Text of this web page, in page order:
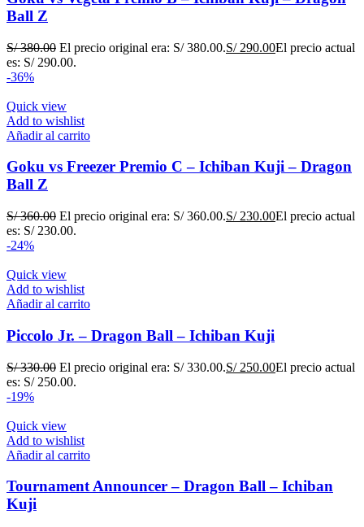
Ball Z
S/380.00 El precio original era: S/ 380.00.S/290.00El precio actual
es: S/ 290.00.
-36%
Quick view
Add to wishlist
Añadir al carrito
Goku vs Freezer Premio C – Ichiban Kuji – Dragon
Ball Z
S/360.00 El precio original era: S/ 360.00.S/230.00El precio actual
es: S/ 230.00.
-24%
Quick view
Add to wishlist
Añadir al carrito
Piccolo Jr. – Dragon Ball – Ichiban Kuji
S/330.00 El precio original era: S/ 330.00.S/250.00El precio actual
es: S/ 250.00.
-19%
Quick view
Add to wishlist
Añadir al carrito
Tournament Announcer – Dragon Ball – Ichiban
Kuji